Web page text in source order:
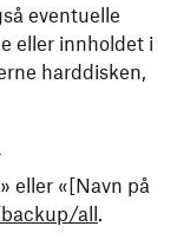
eventuelle
eller innholdet i
harddisken,
eller «[Navn på
all .